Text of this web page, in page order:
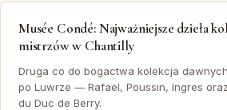
Musée Condé: Najważniejsze dzieła
mistrzów w Chantilly
Druga co do bogactwa kolekcja
po Luwrze — Rafael, Poussin, Ingres
du Duc de Berry.